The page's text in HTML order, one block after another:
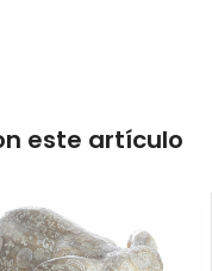
este artículo